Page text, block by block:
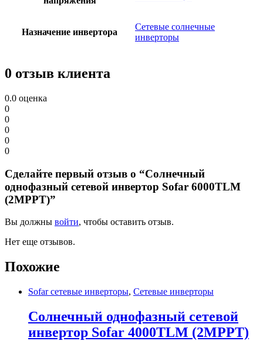
Назначение инвертора
Сетевые солнечные
инверторы
0 отзыв клиента
0.0 оценка
0
0
0
0
0
Сделайте первый отзыв о “Солнечный
однофазный сетевой инвертор Sofar 6000TLM
(2MPPT)”
Вы должны войти, чтобы оставить отзыв.
Нет еще отзывов.
Похожие
Sofar сетевые инверторы, Сетевые инверторы
Солнечный однофазный сетевой
инвертор Sofar 4000TLM (2MPPT)